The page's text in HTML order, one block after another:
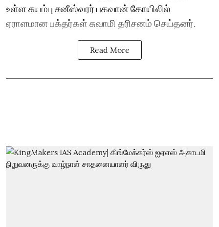
உள்ள சுயம்பு சனீஸ்வரர் பகவான் கோயிலில்
ஏராளமான பக்தர்கள் சுவாமி தரிசனம் செய்தனர்.
Read More